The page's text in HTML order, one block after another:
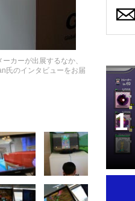
カーが出展するなか、
氏のインタビューをお届